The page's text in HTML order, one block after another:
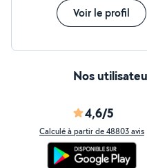
Voir le profil
Nos
4,6/5
Calculé à partir de 48803 avis